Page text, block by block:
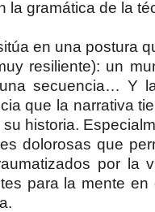
la gramática de la
en una postura
resiliente): un
secuencia… Y
que la narrativa
historia.
dolorosas que
por la
para la mente